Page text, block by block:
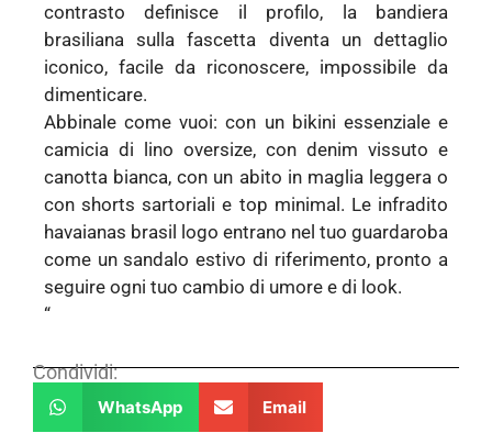
contrasto definisce il profilo, la bandiera
brasiliana sulla fascetta diventa un dettaglio
iconico, facile da riconoscere, impossibile da
dimenticare.
Abbinale come vuoi: con un bikini essenziale e
camicia di lino oversize, con denim vissuto e
canotta bianca, con un abito in maglia leggera o
con shorts sartoriali e top minimal. Le infradito
havaianas brasil logo entrano nel tuo guardaroba
come un sandalo estivo di riferimento, pronto a
seguire ogni tuo cambio di umore e di look.
“
Condividi:
WhatsApp Email